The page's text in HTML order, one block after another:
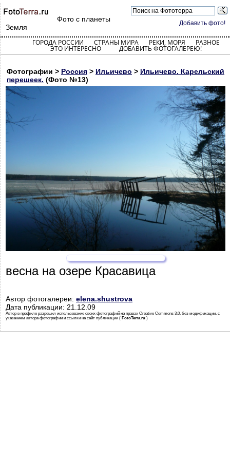
Добавить фото!
Фото с планеты
Земля
ГОРОДА РОССИИ СТРАНЫ МИРА РЕКИ, МОРЯ РАЗНОЕ
ЭТО ИНТЕРЕСНО ДОБАВИТЬ ФОТОГАЛЕРЕЮ!
Фотографии > Россия > Ильичево > Ильичево. Карельский
перешеек. (Фото №13)
весна на озере Красавица
Автор фотогалереи: elena.shustrova
Дата публикации: 21.12.09
Автор в профиле разрешил использование своих фотографий на правах Creative Commons 3.0, без модификации, с
указанием автора фотографии и ссылки на сайт публикации ( FotoTerra.ru )